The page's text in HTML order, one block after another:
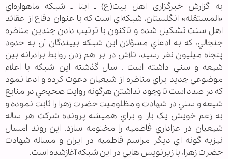
به گزارش خبرگزاری اهل بیت(ع) ـ ابنا ـ شبکه ماهواره‌اي
«المستقله» انگلستان، شبکه‌اي است که با عنوان دفاع از عقائد
اهل سنت تشکيل شده و تاکنون با ترتيب دادن چندين مناظره
جنجالي، که به ادعاي مسؤلان اين شبکه بييندگان آن به حدود
پنجاه ميليون نفر رسيد، تلاش در بر هم زدن روابط برادرانه بين
شيعه و سني داشته است . سال گذشته اين شبکه با اعلام
موضوعي جديد براي مناظره از شيعيان دعوت کرده و ادعا نمود
که در صدد است تا وجود نداشتن هرگونه روايت صحيحي در منابع
شيعه و سني در شهادت و مظلوميت حضرت زهرا را ثابت نموده و
به زعم خويش يک بار و براي هميشه پرونده شرکت هر ساله
شيعيان در عزاداري فاطميه را مختومه سازد. اين روند امسال
نيزبه گونه اي ديگر مراسم فاطميه در ايران و مساله شهادت
حضرت زهرا، با زيرنويس هايي در اين شبکه آغازشده است.